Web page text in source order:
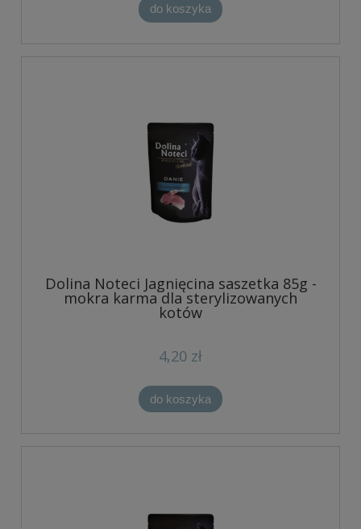
do koszyka
Dolina Noteci Jagnięcina saszetka 85g -
mokra karma dla sterylizowanych
kotów
4,20 zł
do koszyka